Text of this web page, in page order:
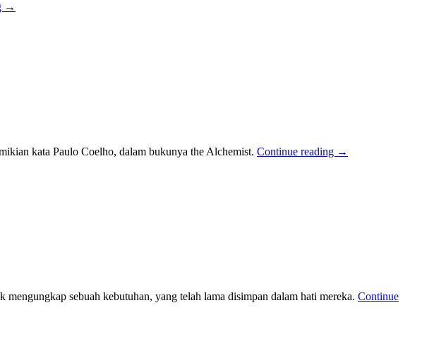
→
kata Paulo Coelho, dalam bukunya the Alchemist. Continue reading →
sebuah kebutuhan, yang telah lama disimpan dalam hati mereka. Continue